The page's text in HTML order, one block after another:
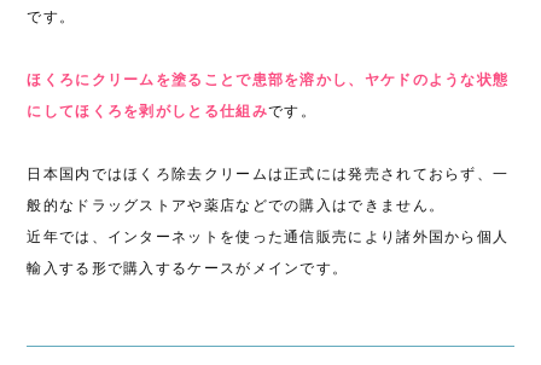
です。
ほくろにクリームを塗ることで患部を溶かし、ヤケドのような状態
にしてほくろを剥がしとる仕組みです。
日本国内ではほくろ除去クリームは正式には発売されておらず、一
般的なドラッグストアや薬店などでの購入はできません。
近年では、インターネットを使った通信販売により諸外国から個人
輸入する形で購入するケースがメインです。